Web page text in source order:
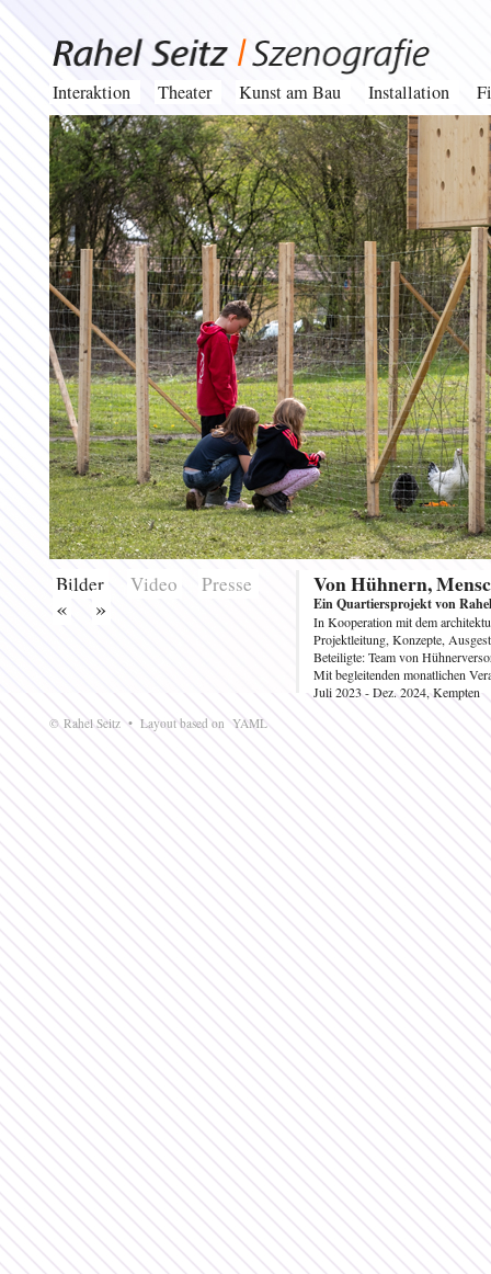
Interaktion Theater Kunst am Bau Installation
Bilder
« »
Video Presse Von Hühnern,
Ein Quartiersprojekt von
In Kooperation mit dem
Projektleitung, Konzepte,
Beteiligte: Team von
Mit begleitenden monatlichen
Juli 2023 - Dez. 2024, Kempten
© Rahel Seitz • Layout based onYAML